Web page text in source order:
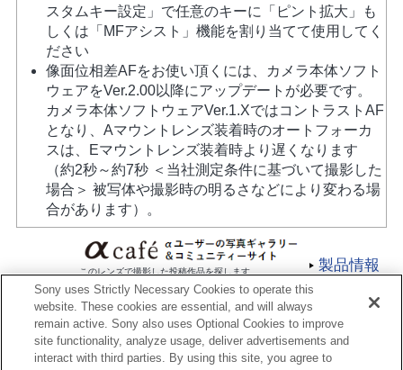
スタムキー設定」で任意のキーに「ピント拡大」も
しくは「MFアシスト」機能を割り当てて使用してく
ださい
像面位相差AFをお使い頂くには、カメラ本体ソフト
ウェアをVer.2.00以降にアップデートが必要です。
カメラ本体ソフトウェアVer.1.XではコントラストAF
となり、Aマウントレンズ装着時のオートフォーカ
スは、Eマウントレンズ装着時より遅くなります
（約2秒～約7秒 ＜当社測定条件に基づいて撮影した
場合＞ 被写体や撮影時の明るさなどにより変わる場
合があります）。
このレンズで撮影した投稿作品を探します 製品情報
Sony uses Strictly Necessary Cookies to operate this
website. These cookies are essential, and will always
remain active. Sony also uses Optional Cookies to improve
site functionality, analyze usage, deliver advertisements and
interact with third parties. By using this site, you agree to